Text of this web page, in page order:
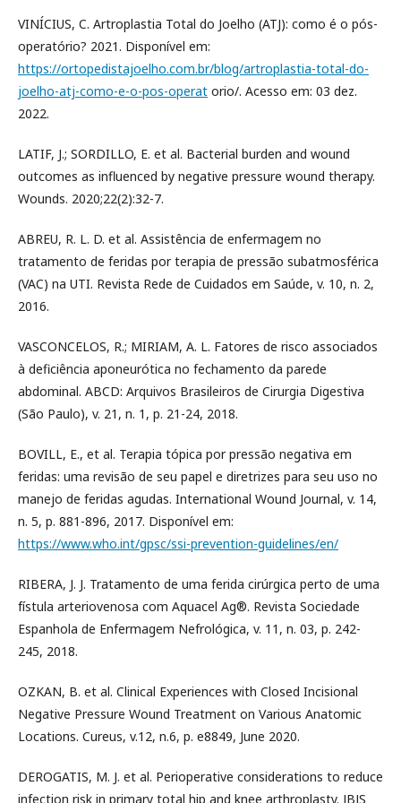
VINÍCIUS, C. Artroplastia Total do Joelho (ATJ): como é o pós-
operatório? 2021. Disponível em:
https://ortopedistajoelho.com.br/blog/artroplastia-total-do-
joelho-atj-como-e-o-pos-operat orio/. Acesso em: 03 dez.
2022.
LATIF, J.; SORDILLO, E. et al. Bacterial burden and wound
outcomes as influenced by negative pressure wound therapy.
Wounds. 2020;22(2):32-7.
ABREU, R. L. D. et al. Assistência de enfermagem no
tratamento de feridas por terapia de pressão subatmosférica
(VAC) na UTI. Revista Rede de Cuidados em Saúde, v. 10, n. 2,
2016.
VASCONCELOS, R.; MIRIAM, A. L. Fatores de risco associados
à deficiência aponeurótica no fechamento da parede
abdominal. ABCD: Arquivos Brasileiros de Cirurgia Digestiva
(São Paulo), v. 21, n. 1, p. 21-24, 2018.
BOVILL, E., et al. Terapia tópica por pressão negativa em
feridas: uma revisão de seu papel e diretrizes para seu uso no
manejo de feridas agudas. International Wound Journal, v. 14,
n. 5, p. 881-896, 2017. Disponível em:
https://www.who.int/gpsc/ssi-prevention-guidelines/en/
RIBERA, J. J. Tratamento de uma ferida cirúrgica perto de uma
fístula arteriovenosa com Aquacel Ag®. Revista Sociedade
Espanhola de Enfermagem Nefrológica, v. 11, n. 03, p. 242-
245, 2018.
OZKAN, B. et al. Clinical Experiences with Closed Incisional
Negative Pressure Wound Treatment on Various Anatomic
Locations. Cureus, v.12, n.6, p. e8849, June 2020.
DEROGATIS, M. J. et al. Perioperative considerations to reduce
infection risk in primary total hip and knee arthroplasty. JBJS